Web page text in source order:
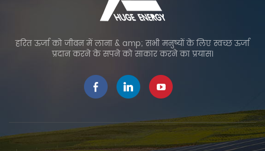
हरित ऊर्जा को जीवन में लाना & amp; सभी मनुष्यों के लिए स्वच्छ ऊर्जा
प्रदान करने के सपने को साकार करने का प्रयास।